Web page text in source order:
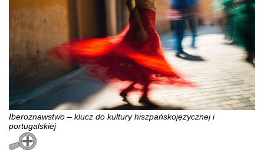
Iberoznawstwo – klucz do kultury hiszpańskojęzycznej i
portugalskiej